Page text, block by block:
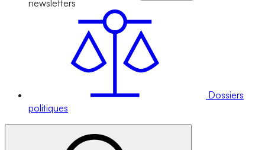
newsletters
Dossiers
politiques